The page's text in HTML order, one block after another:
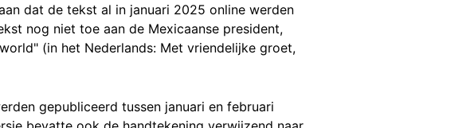
dat de tekst al in januari 2025 online werden
nog niet toe aan de Mexicaanse president,
(in het Nederlands: Met vriendelijke groet,
gepubliceerd tussen januari en februari